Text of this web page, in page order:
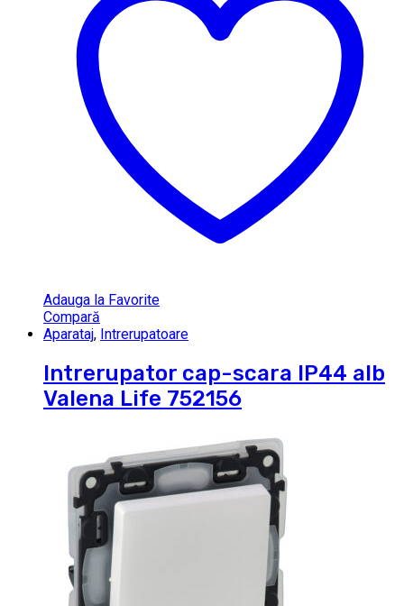
Adauga la Favorite
Compară
Aparataj, Intrerupatoare
Intrerupator cap-scara IP44 alb
Valena Life 752156